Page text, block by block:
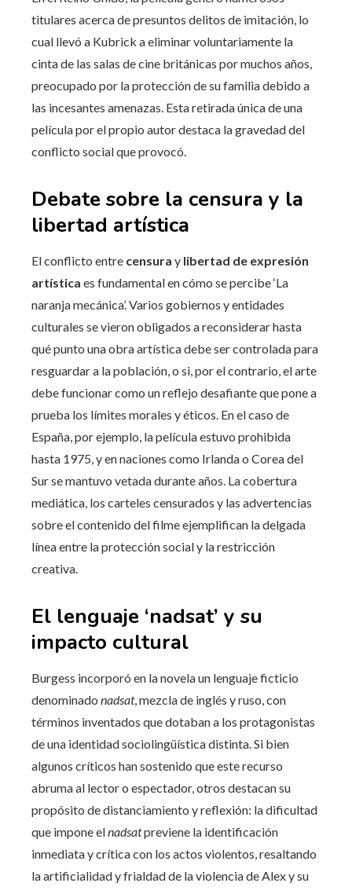
titulares acerca de presuntos delitos de imitación, lo
cual llevó a Kubrick a eliminar voluntariamente la
cinta de las salas de cine británicas por muchos años,
preocupado por la protección de su familia debido a
las incesantes amenazas. Esta retirada única de una
película por el propio autor destaca la gravedad del
conflicto social que provocó.
Debate sobre la censura y la
libertad artística
El conflicto entre censura y libertad de expresión
artística es fundamental en cómo se percibe ‘La
naranja mecánica’. Varios gobiernos y entidades
culturales se vieron obligados a reconsiderar hasta
qué punto una obra artística debe ser controlada para
resguardar a la población, o si, por el contrario, el arte
debe funcionar como un reflejo desafiante que pone a
prueba los límites morales y éticos. En el caso de
España, por ejemplo, la película estuvo prohibida
hasta 1975, y en naciones como Irlanda o Corea del
Sur se mantuvo vetada durante años. La cobertura
mediática, los carteles censurados y las advertencias
sobre el contenido del filme ejemplifican la delgada
línea entre la protección social y la restricción
creativa.
El lenguaje ‘nadsat’ y su
impacto cultural
Burgess incorporó en la novela un lenguaje ficticio
denominado nadsat, mezcla de inglés y ruso, con
términos inventados que dotaban a los protagonistas
de una identidad sociolingüística distinta. Si bien
algunos críticos han sostenido que este recurso
abruma al lector o espectador, otros destacan su
propósito de distanciamiento y reflexión: la dificultad
que impone elnadsatpreviene la identificación
inmediata y crítica con los actos violentos, resaltando
la artificialidad y frialdad de la violencia de Alex y su